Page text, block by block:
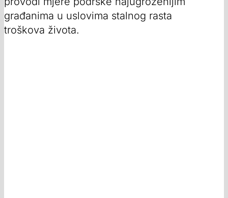
građanima u uslovima stalnog rasta
troškova života.